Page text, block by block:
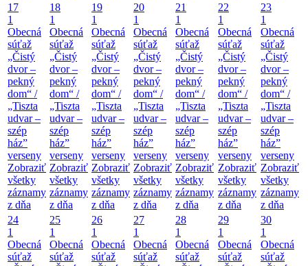
17
1
Obecná
súťaž
„Čistý
dvor –
pekný
dom“ /
„Tiszta
udvar –
szép
ház”
verseny
Zobraziť
všetky
záznamy
z dňa
18
1
Obecná
súťaž
„Čistý
dvor –
pekný
dom“ /
„Tiszta
udvar –
szép
ház”
verseny
Zobraziť
všetky
záznamy
z dňa
19
1
Obecná
súťaž
„Čistý
dvor –
pekný
dom“ /
„Tiszta
udvar –
szép
ház”
verseny
Zobraziť
všetky
záznamy
z dňa
20
1
Obecná
súťaž
„Čistý
dvor –
pekný
dom“ /
„Tiszta
udvar –
szép
ház”
verseny
Zobraziť
všetky
záznamy
z dňa
21
1
Obecná
súťaž
„Čistý
dvor –
pekný
dom“ /
„Tiszta
udvar –
szép
ház”
verseny
Zobraziť
všetky
záznamy
z dňa
22
1
Obecná
súťaž
„Čistý
dvor –
pekný
dom“ /
„Tiszta
udvar –
szép
ház”
verseny
Zobraziť
všetky
záznamy
z dňa
23
1
Obecná
súťaž
„Čistý
dvor –
pekný
dom“ /
„Tiszta
udvar –
szép
ház”
verseny
Zobraziť
všetky
záznamy
z dňa
24
1
Obecná
súťaž
25
1
Obecná
súťaž
26
1
Obecná
súťaž
27
1
Obecná
súťaž
28
1
Obecná
súťaž
29
1
Obecná
súťaž
30
1
Obecná
súťaž